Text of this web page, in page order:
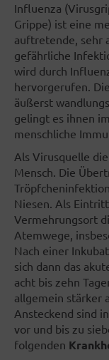
Influenza
Grippe) ist eine
auftretende, sehr
gefährliche
wird durch
hervorgerufen.
äußerst
gelingt es ihnen
menschliche
Als Virusquelle
Mensch. Die
Niesen. Als
Vermehrungsort
Atemwege,
Nach einer
sich dann das
acht bis zehn
allgemein stärker
Ansteckend sind
vor und bis zu
folgenden